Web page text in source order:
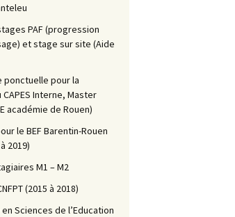
PAF (progression
et stage sur site (Aide
ponctuelle pour la
Interne, Master
académie de Rouen)
le BEF Barentin-Rouen
2019)
M1 – M2
(2015 à 2018)
Sciences de l’Education